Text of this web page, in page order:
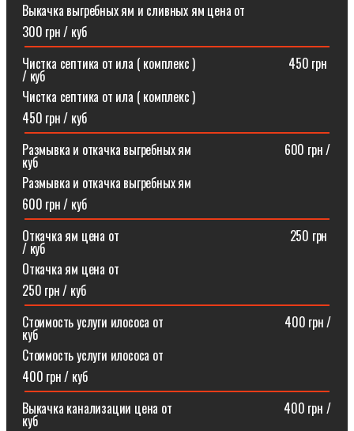
Выкачка выгребных ям и сливных ям цена от
300 грн / куб
Чистка септика от ила ( комплекс )⠀⠀⠀⠀⠀⠀⠀⠀⠀⠀450 грн
/ куб
Чистка септика от ила ( комплекс )
450 грн / куб
Размывка и откачка выгребных ям⠀⠀⠀⠀⠀⠀⠀⠀⠀⠀600 грн /
куб
Размывка и откачка выгребных ям
600 грн / куб
Откачка ям цена от ⠀⠀⠀⠀⠀⠀⠀⠀⠀⠀⠀⠀⠀⠀⠀⠀⠀⠀250 грн
/ куб
Откачка ям цена от
250 грн / куб
Стоимость услуги илососа от⠀⠀⠀⠀⠀⠀⠀⠀⠀⠀⠀⠀⠀400 грн /
куб
Стоимость услуги илососа от
400 грн / куб
Выкачка канализации цена от⠀⠀⠀⠀⠀⠀⠀⠀⠀⠀⠀⠀400 грн /
куб